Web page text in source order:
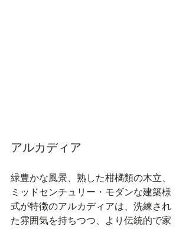
アルカディア
緑豊かな風景、熟した柑橘類の木立、
ミッドセンチュリー・モダンな建築様
式が特徴のアルカディアは、洗練され
た雰囲気を持ちつつ、より伝統的で家